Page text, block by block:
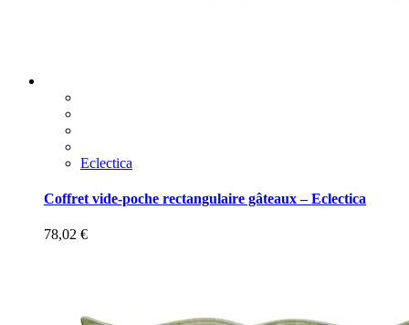
Eclectica
Coffret vide-poche rectangulaire gâteaux – Eclectica
78,02 €